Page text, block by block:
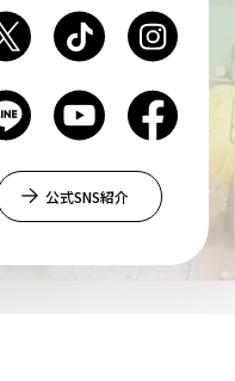
公式SNS紹介